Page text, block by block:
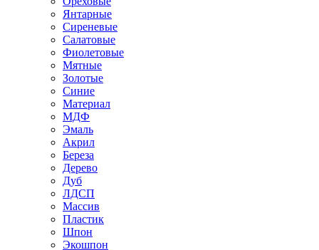
Янтарные
Сиреневые
Салатовые
Фиолетовые
Мятные
Золотые
Синие
Материал
МДФ
Эмаль
Акрил
Береза
Дерево
Дуб
ЛДСП
Массив
Пластик
Шпон
Экошпон